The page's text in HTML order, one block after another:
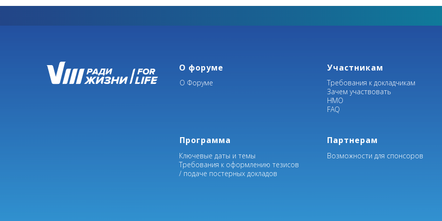
средостения. Основное внимание планируем уделить
современному направлению в хирургии
Этот подход появился в торакоабдоминальной
направлениях хирургии, поэтому тема требует
лечения разных категорий пациентов
, это в настоящее время
О форуме
О Форуме
Программа
Ключевые даты и темы
Требования к оформлению тезисов
/ подаче постерных докладов
Участникам
Требования к докладчикам
Зачем участвовать
НМО
FAQ
Партнерам
Возможности для спонсоров